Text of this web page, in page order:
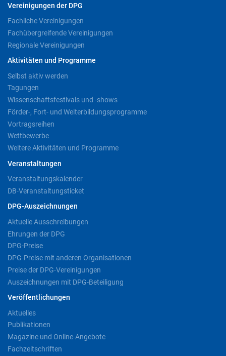
Vereinigungen der DPG
Fachliche Vereinigungen
Fachübergreifende Vereinigungen
Regionale Vereinigungen
Aktivitäten und Programme
Selbst aktiv werden
Tagungen
Wissenschaftsfestivals und -shows
Förder-, Fort- und Weiterbildungsprogramme
Vortragsreihen
Wettbewerbe
Weitere Aktivitäten und Programme
Veranstaltungen
Veranstaltungskalender
DB-Veranstaltungsticket
DPG-Auszeichnungen
Aktuelle Ausschreibungen
Ehrungen der DPG
DPG-Preise
DPG-Preise mit anderen Organisationen
Preise der DPG-Vereinigungen
Auszeichnungen mit DPG-Beteiligung
Veröffentlichungen
Aktuelles
Publikationen
Magazine und Online-Angebote
Fachzeitschriften